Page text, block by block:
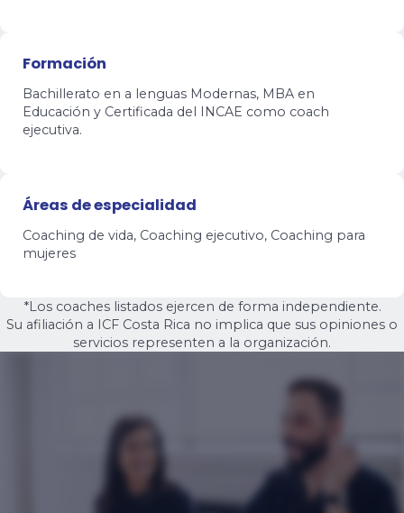
Formación
Bachillerato en a lenguas Modernas, MBA en
Educación y Certificada del INCAE como coach
ejecutiva.
Áreas de especialidad
Coaching de vida, Coaching ejecutivo, Coaching para
mujeres
*Los coaches listados ejercen de forma independiente.
Su afiliación a ICF Costa Rica no implica que sus opiniones o
servicios representen a la organización.